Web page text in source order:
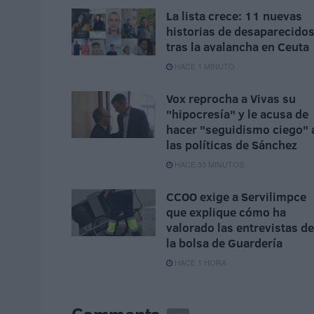
La lista crece: 11 nuevas
historias de desaparecidos
tras la avalancha en Ceuta
HACE 1 MINUTO
Vox reprocha a Vivas su
"hipocresía" y le acusa de
hacer "seguidismo ciego"
las políticas de Sánchez
HACE 33 MINUTOS
CCOO exige a Servilimpce
que explique cómo ha
valorado las entrevistas de
la bolsa de Guardería
HACE 1 HORA